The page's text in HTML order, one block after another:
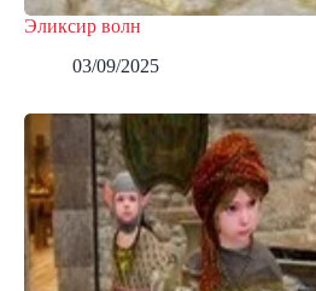
Эликсир волн
03/09/2025